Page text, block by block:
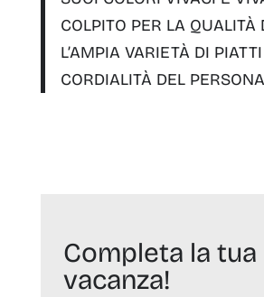
COLPITO PER LA QUALITÀ
L’AMPIA VARIETÀ DI
CORDIALITÀ DEL
Completa la tua
vacanza!